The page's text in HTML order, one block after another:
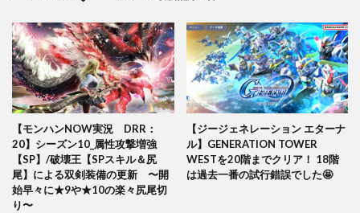
【モンハンNOW実況 DRR：
20】シーズン10_属性攻撃増強
【SP】/破壊王【SPスキル＆尻
尾】による双剣装備の更新 〜開
始早々に★9や★10の楽々尻尾切
り〜
【ジージェネレーション エターナ
ル】GENERATION TOWER
WESTを20階までクリア！ 18階
は過去一番の試行錯誤でした🤩